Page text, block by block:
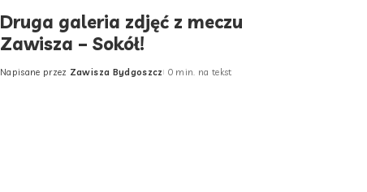
Druga galeria zdjęć z meczu
Zawisza – Sokół!
Posted
Napisane przez Zawisza Bydgoszcz 0 min. na tekst